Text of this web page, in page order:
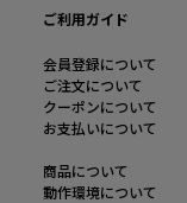
ご利用ガイド
会員登録について
ご注文について
クーポンについて
お支払いについて
商品について
動作環境について